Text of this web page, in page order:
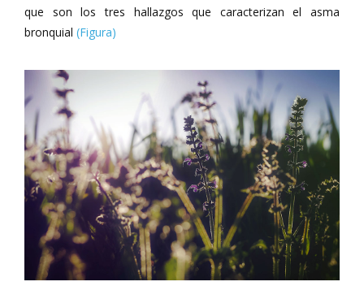
que son los tres hallazgos que caracterizan el asma
bronquial (Figura)